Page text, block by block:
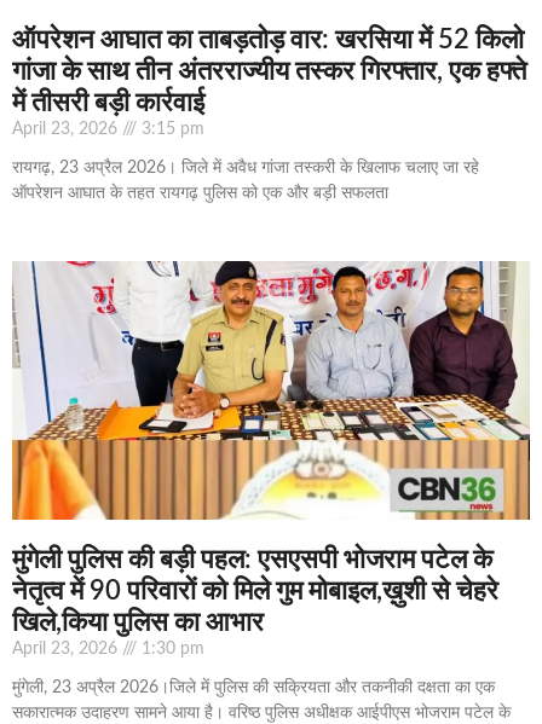
ऑपरेशन आघात का ताबड़तोड़ वार: खरसिया में 52 किलो
गांजा के साथ तीन अंतरराज्यीय तस्कर गिरफ्तार, एक हफ्ते
में तीसरी बड़ी कार्रवाई
April 23, 2026 3:15 pm
रायगढ़, 23 अप्रैल 2026। जिले में अवैध गांजा तस्करी के खिलाफ चलाए जा रहे
ऑपरेशन आघात के तहत रायगढ़ पुलिस को एक और बड़ी सफलता
मुंगेली पुलिस की बड़ी पहल: एसएसपी भोजराम पटेल के
नेतृत्व में 90 परिवारों को मिले गुम मोबाइल,ख़ुशी से चेहरे
खिले,किया पुलिस का आभार
April 23, 2026 1:30 pm
मुंगेली, 23 अप्रैल 2026।जिले में पुलिस की सक्रियता और तकनीकी दक्षता का एक
सकारात्मक उदाहरण सामने आया है। वरिष्ठ पुलिस अधीक्षक आईपीएस भोजराम पटेल के